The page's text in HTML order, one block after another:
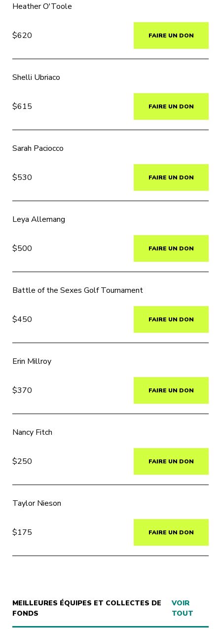
Heather O'Toole
$620 FAIRE UN DON
Shelli Ubriaco
$615 FAIRE UN DON
Sarah Paciocco
$530 FAIRE UN DON
Leya Allemang
$500 FAIRE UN DON
Battle of the Sexes Golf Tournament
$450 FAIRE UN DON
Erin Millroy
$370 FAIRE UN DON
Nancy Fitch
$250 FAIRE UN DON
Taylor Nieson
$175 FAIRE UN DON
MEILLEURES ÉQUIPES ET COLLECTES DE
FONDS
VOIR
TOUT